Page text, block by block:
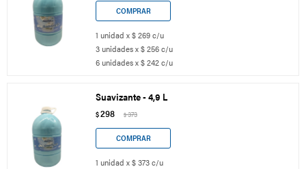
1 unidad x $ 269 c/u
3 unidades x $ 256 c/u
6 unidades x $ 242 c/u
Suavizante - 4,9 L
$298 $373
1 unidad x $ 373 c/u